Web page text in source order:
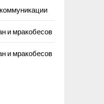
и мракобесов
и мракобесов